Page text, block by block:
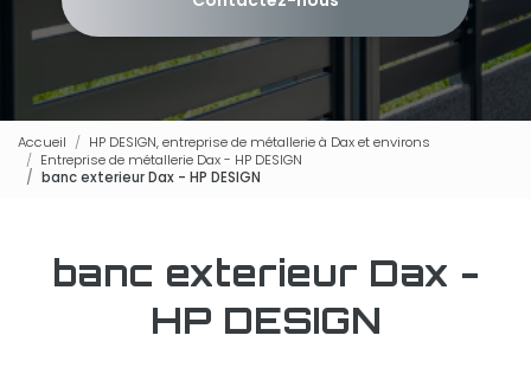
Accueil
HP DESIGN, entreprise de métallerie à Dax et environs
Entreprise de métallerie Dax - HP DESIGN
banc exterieur Dax - HP DESIGN
banc exterieur Dax -
HP DESIGN